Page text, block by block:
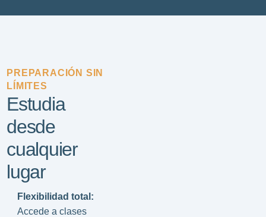
PREPARACIÓN SIN
LÍMITES
Estudia
desde
cualquier
lugar
Flexibilidad total:
Accede a clases